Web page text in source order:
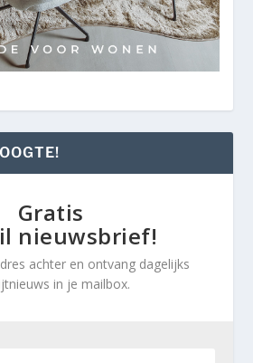
Gratis
nieuwsbrief!
achter en ontvang dagelijks
in je mailbox.